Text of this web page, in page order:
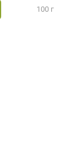
100 г